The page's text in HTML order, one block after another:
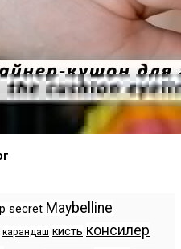
secret Maybelline
карандаш кисть консилер